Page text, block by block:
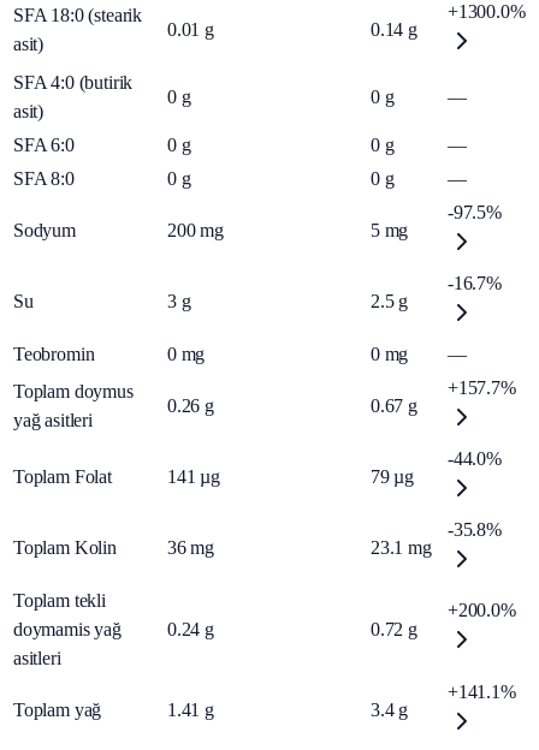
SFA 18:0 (stearik
asit)
0.01 g 0.14 g
+1300.0%
SFA 4:0 (butirik
asit)
0 g 0 g —
SFA 6:0 0 g 0 g
—
SFA 8:0
0 g 0 g —
Sodyum 200 mg 5 mg
-97.5%
Su 3 g 2.5 g
-16.7%
Teobromin 0 mg 0 mg
—
Toplam doymus
yağ asitleri
0.26 g 0.67 g
+157.7%
Toplam Folat 141 µg 79 µg
-44.0%
Toplam Kolin 36 mg 23.1 mg
-35.8%
Toplam tekli
doymamis yağ
asitleri
0.24 g 0.72 g
+200.0%
Toplam yağ 1.41 g 3.4 g
+141.1%